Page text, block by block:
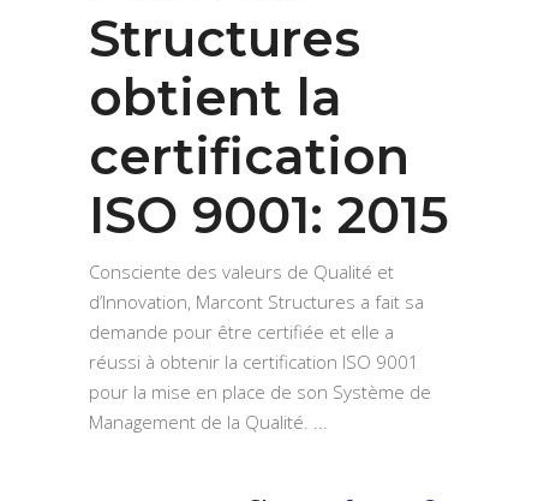
Structures
obtient la
certification
ISO 9001: 2015
Consciente des valeurs de Qualité et
d’Innovation, Marcont Structures a fait sa
demande pour être certifiée et elle a
réussi à obtenir la certification ISO 9001
pour la mise en place de son Système de
Management de la Qualité.